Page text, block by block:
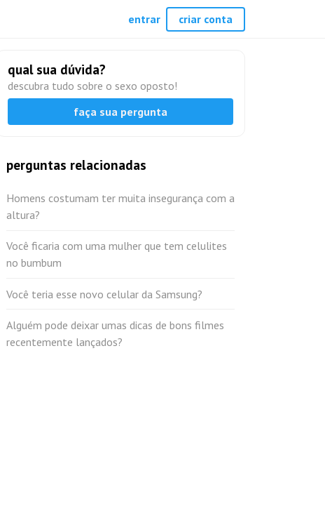
qual sua dúvida?
descubra tudo sobre o sexo oposto!
faça sua pergunta
perguntas relacionadas
Homens costumam ter muita insegurança com a
altura?
Você ficaria com uma mulher que tem celulites
no bumbum
Você teria esse novo celular da Samsung?
Alguém pode deixar umas dicas de bons filmes
recentemente lançados?
entrar criar conta